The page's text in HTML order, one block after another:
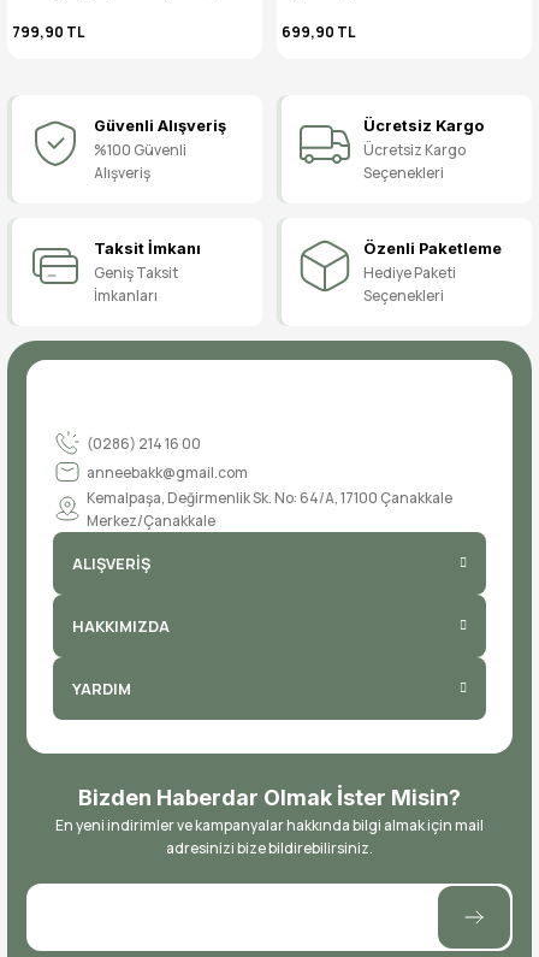
799,90 TL 699,90 TL
Güvenli Alışveriş
%100 Güvenli
Alışveriş
Ücretsiz Kargo
Ücretsiz Kargo
Seçenekleri
Taksit İmkanı
Geniş Taksit
İmkanları
Özenli Paketleme
Hediye Paketi
Seçenekleri
(0286) 214 16 00
anneebakk@gmail.com
Kemalpaşa, Değirmenlik Sk. No: 64/A, 17100 Çanakkale
Merkez/Çanakkale
ALIŞVERİŞ
HAKKIMIZDA
YARDIM
Bizden Haberdar Olmak İster Misin?
En yeni indirimler ve kampanyalar hakkında bilgi almak için mail
adresinizi bize bildirebilirsiniz.